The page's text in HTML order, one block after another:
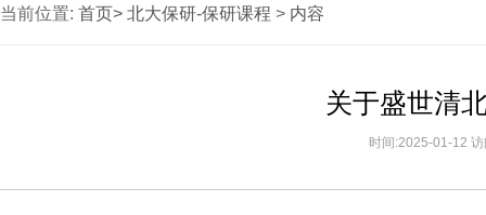
当前位置: 首页> 北大保研-保研课程 > 内容
关于盛世清
时间:2025-01-12